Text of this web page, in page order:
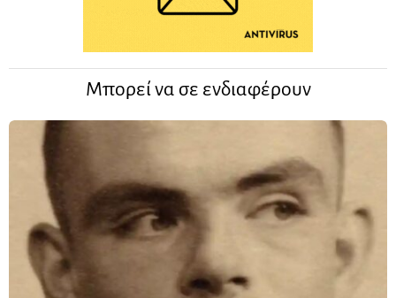
Μπορεί να σε ενδιαφέρουν